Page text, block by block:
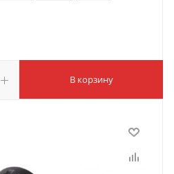
В корзину